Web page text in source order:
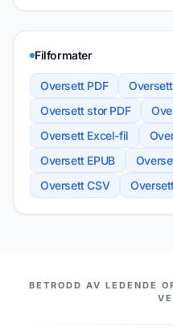
Filformater
Oversett PDF
Oversett stor PDF
Oversett Excel-fil
Oversett EPUB
Oversett CSV
VÅRE PARTNERE
BETRODD AV LEDENDE